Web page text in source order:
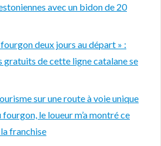
avec un bidon de 20
deux jours au départ » :
gratuits de cette ligne catalane se
sur une route à voie unique
le loueur m’a montré ce
franchise